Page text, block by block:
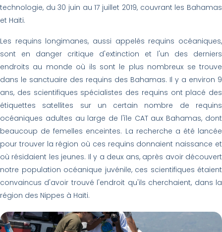
technologie, du 30 juin au 17 juillet 2019, couvrant les Bahamas
et Haïti.
Les requins longimanes, aussi appelés requins océaniques,
sont en danger critique d'extinction et l'un des derniers
endroits au monde où ils sont le plus nombreux se trouve
dans le sanctuaire des requins des Bahamas. Il y a environ 9
ans, des scientifiques spécialistes des requins ont placé des
étiquettes satellites sur un certain nombre de requins
océaniques adultes au large de l'île CAT aux Bahamas, dont
beaucoup de femelles enceintes. La recherche a été lancée
pour trouver la région où ces requins donnaient naissance et
où résidaient les jeunes. Il y a deux ans, après avoir découvert
notre population océanique juvénile, ces scientifiques étaient
convaincus d'avoir trouvé l'endroit qu'ils cherchaient, dans la
région des Nippes à Haïti.